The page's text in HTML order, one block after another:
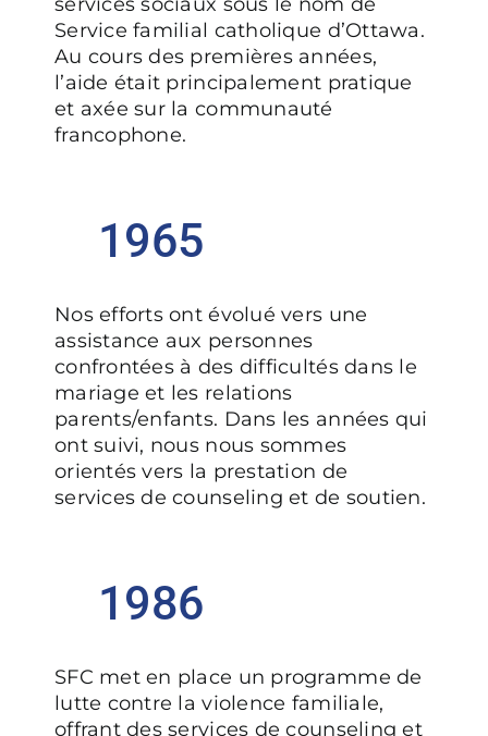
Service familial catholique d’Ottawa.
Au cours des premières années,
l’aide était principalement pratique
et axée sur la communauté
francophone.
1965
Nos efforts ont évolué vers une
assistance aux personnes
confrontées à des difficultés dans le
mariage et les relations
parents/enfants. Dans les années qui
ont suivi, nous nous sommes
orientés vers la prestation de
services de counseling et de soutien.
1986
SFC met en place un programme de
lutte contre la violence familiale,
offrant des services de counseling et